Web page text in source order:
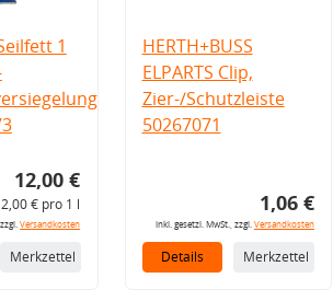
1
12,00 €
€ pro 1 l
Versandkosten
Merkzettel
HERTH+BUSS
ELPARTS Clip,
Zier-/Schutzleiste
50267071
1,06 €
inkl. gesetzl. MwSt., zzgl. Versandkosten
Details Merkzettel